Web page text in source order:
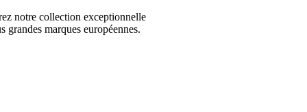
notre collection exceptionnelle
grandes marques européennes.